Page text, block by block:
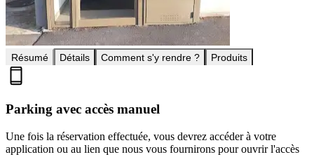
Résumé Détails Comment s'y rendre ? Produits
Parking avec accès manuel
Une fois la réservation effectuée, vous devrez accéder à votre
application ou au lien que nous vous fournirons pour ouvrir l'accès